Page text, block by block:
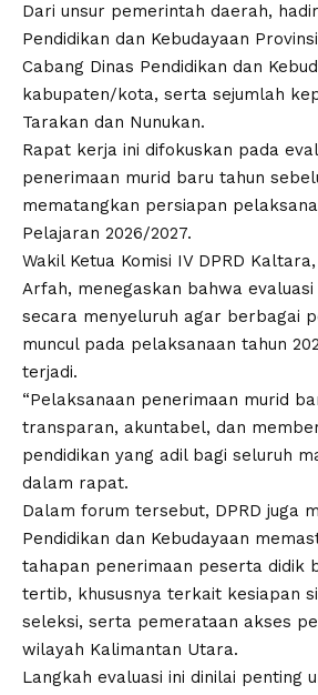
Dari unsur pemerintah daerah,
Pendidikan dan Kebudayaan
Cabang Dinas Pendidikan dan
kabupaten/kota, serta sejumlah
Tarakan dan Nunukan.
Rapat kerja ini difokuskan pada
penerimaan murid baru tahun
mematangkan persiapan
Pelajaran 2026/2027.
Wakil Ketua Komisi IV DPRD
Arfah, menegaskan bahwa
secara menyeluruh agar berbagai
muncul pada pelaksanaan tahun
terjadi.
“Pelaksanaan penerimaan murid
transparan, akuntabel, dan
pendidikan yang adil bagi seluruh
dalam rapat.
Dalam forum tersebut, DPRD juga
Pendidikan dan Kebudayaan
tahapan penerimaan peserta didik
tertib, khususnya terkait kesiapan
seleksi, serta pemerataan akses
wilayah Kalimantan Utara.
Langkah evaluasi ini dinilai penting